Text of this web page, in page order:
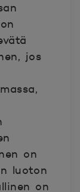
jos
on
luoton
on